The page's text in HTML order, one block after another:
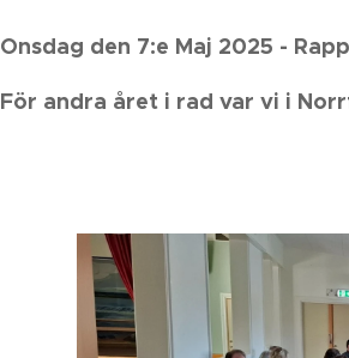
Onsdag den 7:e Maj 2025 -
För andra året i rad var vi i